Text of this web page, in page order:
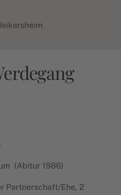
(Abitur 1986)
Partnerschaft/Ehe, 2